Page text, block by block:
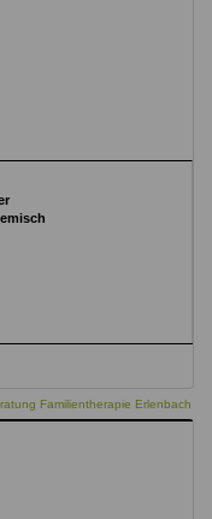
Familientherapie Erlenbach